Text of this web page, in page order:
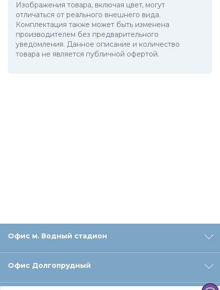
Изображения товара, включая цвет, могут
отличаться от реального внешнего вида.
Комплектация также может быть изменена
производителем без предварительного
уведомления. Данное описание и количество
товара не является публичной офертой.
Офис м. Водный стадион
Офис Долгопрудный